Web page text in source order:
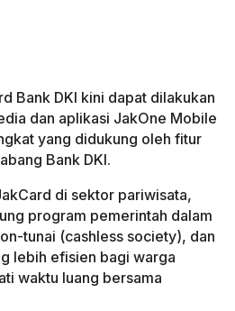
Bank DKI kini dapat dilakukan
dan aplikasi JakOne Mobile
yang didukung oleh fitur
Bank DKI.
di sektor pariwisata,
program pemerintah dalam
tunai (cashless society), dan
lebih efisien bagi warga
waktu luang bersama